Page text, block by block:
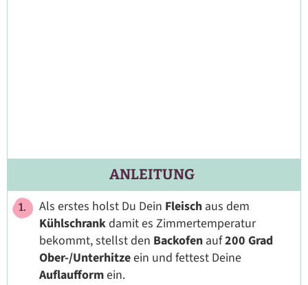
ANLEITUNG
Als erstes holst Du Dein Fleisch aus dem
Kühlschrankdamit es Zimmertemperatur
bekommt, stellst den Backofen auf200 Grad
Ober-/Unterhitzeein und fettest Deine
Auflaufformein.